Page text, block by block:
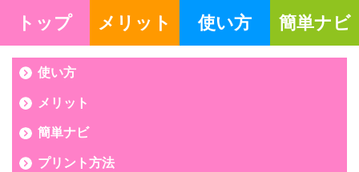
トップ メリット 使い方 簡単ナビ
使い方
メリット
簡単ナビ
プリント方法